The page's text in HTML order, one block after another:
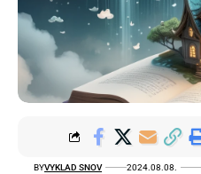
BYVYKLAD SNOV 2024.08.08.